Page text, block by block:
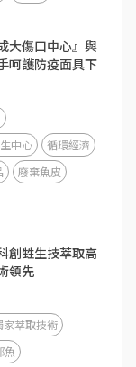
大傷口中心』與
呵護防疫面具下
中心
循環經濟
廢棄魚皮
創甡生技萃取高
領先
家萃取技術
魚